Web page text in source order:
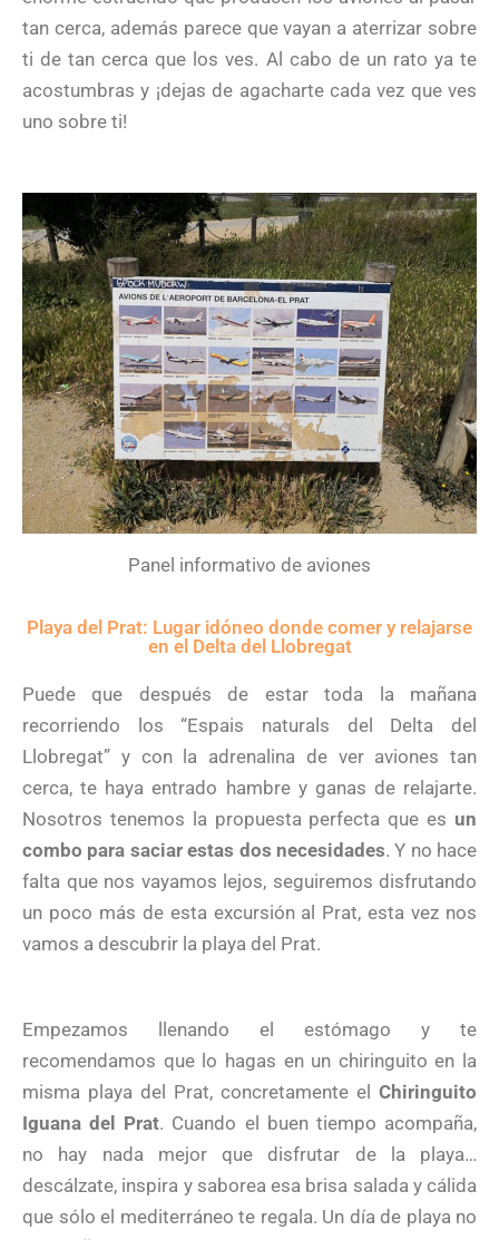
tan cerca, además parece que vayan a aterrizar sobre
ti de tan cerca que los ves. Al cabo de un rato ya te
acostumbras y ¡dejas de agacharte cada vez que ves
uno sobre ti!
Panel informativo de aviones
Playa del Prat: Lugar idóneo donde comer y relajarse
en el Delta del Llobregat
Puede que después de estar toda la mañana
recorriendo los “Espais naturals del Delta del
Llobregat” y con la adrenalina de ver aviones tan
cerca, te haya entrado hambre y ganas de relajarte.
Nosotros tenemos la propuesta perfecta que es un
combo para saciar estas dos necesidades. Y no hace
falta que nos vayamos lejos, seguiremos disfrutando
un poco más de esta excursión al Prat, esta vez nos
vamos a descubrir la playa del Prat.
Empezamos llenando el estómago y te
recomendamos que lo hagas en un chiringuito en la
misma playa del Prat, concretamente el Chiringuito
Iguana del Prat. Cuando el buen tiempo acompaña,
no hay nada mejor que disfrutar de la playa…
descálzate, inspira y saborea esa brisa salada y cálida
que sólo el mediterráneo te regala. Un día de playa no